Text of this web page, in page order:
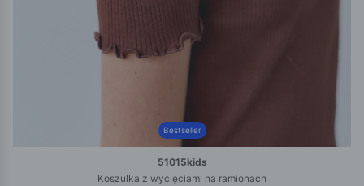
Bestseller
51015kids
Koszulka z wycięciami na ramionach